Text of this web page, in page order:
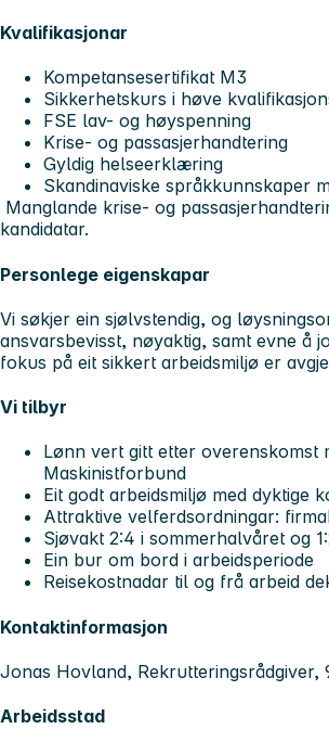
Kvalifikasjonar
Kompetansesertifikat M3
Sikkerhetskurs i høve
FSE lav- og høyspenning
Krise- og passasjerhandtering
Gyldig helseerklæring
Skandinaviske språkkunnskaper
Manglande krise- og
kandidatar.
Personlege eigenskapar
Vi søkjer ein sjølvstendig, og
ansvarsbevisst, nøyaktig, samt evne å
fokus på eit sikkert arbeidsmiljø er
Vi tilbyr
Lønn vert gitt etter
Maskinistforbund
Eit godt arbeidsmiljø med dyktige
Attraktive velferdsordningar:
Sjøvakt 2:4 i sommerhalvåret og
Ein bur om bord i arbeidsperiode
Reisekostnadar til og frå arbeid
Kontaktinformasjon
Jonas Hovland, Rekrutteringsrådgiver,
Arbeidsstad